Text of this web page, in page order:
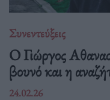
Συνεντεύξεις
Ο Γιώργος
βουνό και η
24.02.26